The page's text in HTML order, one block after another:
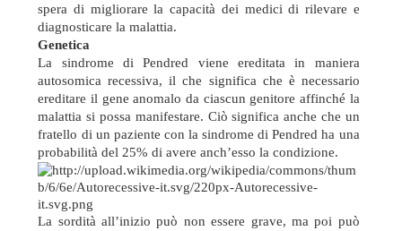
spera di migliorare la capacità dei medici di rilevare e
diagnosticare la malattia.
Genetica
La sindrome di Pendred viene ereditata in maniera
autosomica recessiva, il che significa che è necessario
ereditare il gene anomalo da ciascun genitore affinché la
malattia si possa manifestare. Ciò significa anche che un
fratello di un paziente con la sindrome di Pendred ha una
probabilità del 25% di avere anch’esso la condizione.
La sordità all’inizio può non essere grave, ma poi può